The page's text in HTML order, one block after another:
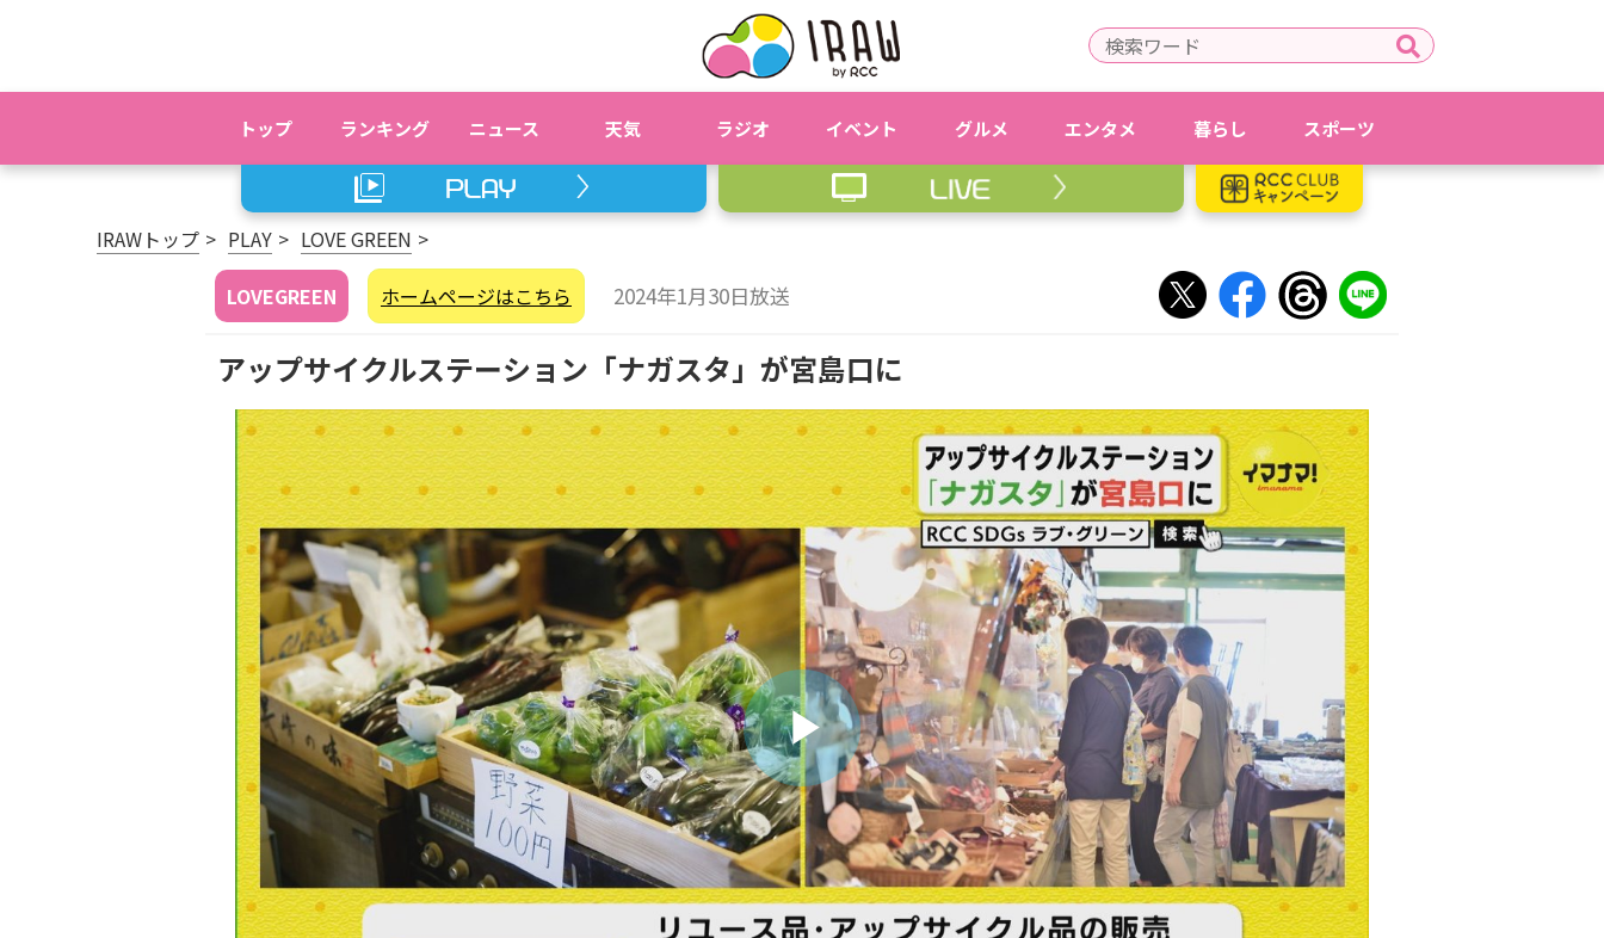
トップ ランキング ニュース 天気 ラジオ イベント グルメ エンタメ 暮らし スポーツ
IRAWトップ PLAY
LOVE GREEN
LOVEGREEN
ホームページはこちら 2024年1月30日放送
アップサイクルステーション「ナガスタ」が宮島口に
ビ
デ